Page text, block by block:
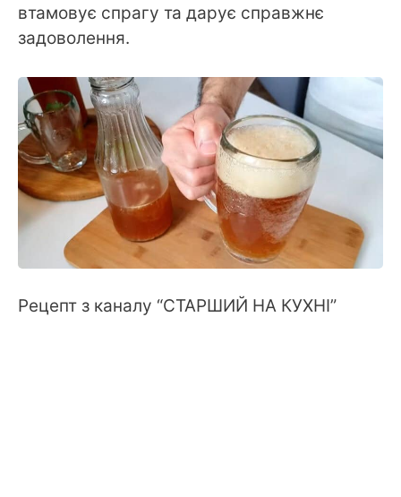
втамовує спрагу та дарує справжнє
задоволення.
Рецепт з каналу “СТАРШИЙ НА КУХНІ”